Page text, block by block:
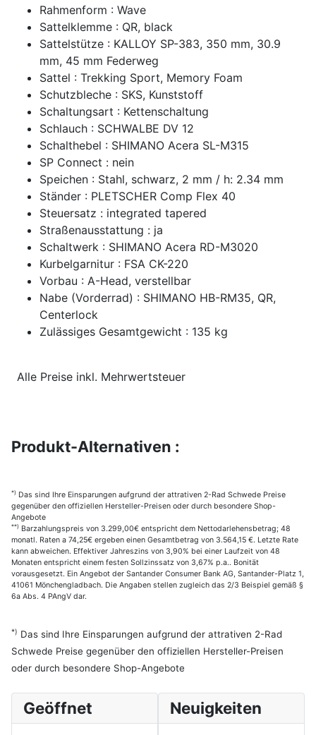
Rahmenform : Wave
Sattelklemme : QR, black
Sattelstütze : KALLOY SP-383, 350 mm, 30.9
mm, 45 mm Federweg
Sattel : Trekking Sport, Memory Foam
Schutzbleche : SKS, Kunststoff
Schaltungsart : Kettenschaltung
Schlauch : SCHWALBE DV 12
Schalthebel : SHIMANO Acera SL-M315
SP Connect : nein
Speichen : Stahl, schwarz, 2 mm / h: 2.34 mm
Ständer : PLETSCHER Comp Flex 40
Steuersatz : integrated tapered
Straßenausstattung : ja
Schaltwerk : SHIMANO Acera RD-M3020
Kurbelgarnitur : FSA CK-220
Vorbau : A-Head, verstellbar
Nabe (Vorderrad) : SHIMANO HB-RM35, QR,
Centerlock
Zulässiges Gesamtgewicht : 135 kg
Alle Preise inkl. Mehrwertsteuer
Produkt-Alternativen :
*) Das sind Ihre Einsparungen aufgrund der attrativen 2-Rad Schwede Preise
gegenüber den offiziellen Hersteller-Preisen oder durch besondere Shop-
Angebote
**) Barzahlungspreis von 3.299,00€ entspricht dem Nettodarlehensbetrag; 48
monatl. Raten a 74,25€ ergeben einen Gesamtbetrag von 3.564,15 €. Letzte Rate
kann abweichen. Effektiver Jahreszins von 3,90% bei einer Laufzeit von 48
Monaten entspricht einem festen Sollzinssatz von 3,67% p.a.. Bonität
vorausgesetzt. Ein Angebot der Santander Consumer Bank AG, Santander-Platz 1,
41061 Mönchengladbach. Die Angaben stellen zugleich das 2/3 Beispiel gemäß §
6a Abs. 4 PAngV dar.
*) Das sind Ihre Einsparungen aufgrund der attrativen 2-Rad
Schwede Preise gegenüber den offiziellen Hersteller-Preisen
oder durch besondere Shop-Angebote
Geöffnet Neuigkeiten